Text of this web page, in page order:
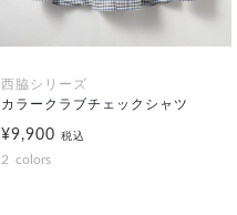
西脇シリーズ
カラークラブチェックシャツ
¥9,900 税込
2 colors